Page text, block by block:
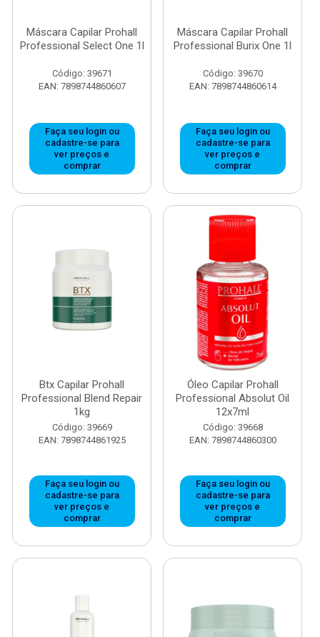
Máscara Capilar Prohall
Professional Select One 1l
Código: 39671
EAN: 7898744860607
Faça seu login ou
cadastre-se para
ver preços e
comprar
Máscara Capilar Prohall
Professional Burix One 1l
Código: 39670
EAN: 7898744860614
Faça seu login ou
cadastre-se para
ver preços e
comprar
Btx Capilar Prohall
Professional Blend Repair
1kg
Código: 39669
EAN: 7898744861925
Faça seu login ou
cadastre-se para
ver preços e
comprar
Óleo Capilar Prohall
Professional Absolut Oil
12x7ml
Código: 39668
EAN: 7898744860300
Faça seu login ou
cadastre-se para
ver preços e
comprar